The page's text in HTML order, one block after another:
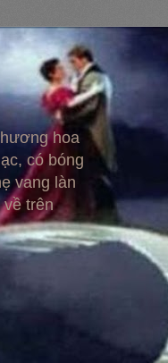
hoa
có bóng
vang làn
về trên